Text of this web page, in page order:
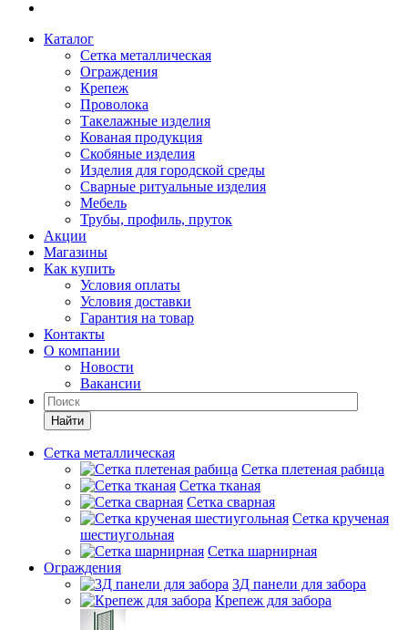
Каталог
Сетка металлическая
Ограждения
Крепеж
Проволока
Такелажные изделия
Кованая продукция
Скобяные изделия
Изделия для городской среды
Сварные ритуальные изделия
Мебель
Трубы, профиль, пруток
Акции
Магазины
Как купить
Условия оплаты
Условия доставки
Гарантия на товар
Контакты
О компании
Новости
Вакансии
Найти
Сетка металлическая
Сетка плетеная рабица
Сетка тканая
Сетка сварная
Сетка крученая
шестиугольная
Сетка шарнирная
Ограждения
3Д панели для забора
Крепеж для забора